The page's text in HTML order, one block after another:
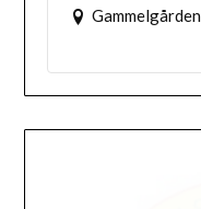
Gammelgården